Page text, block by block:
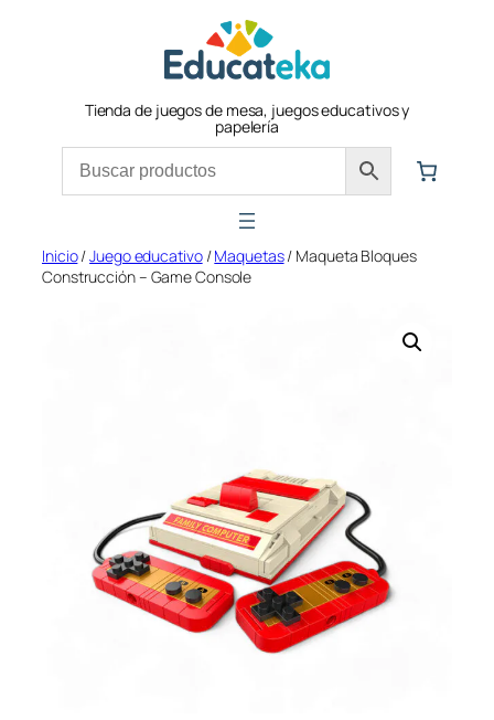
Tienda de juegos de mesa, juegos educativos y
papelería
Inicio/Juego educativo/Maquetas/ Maqueta Bloques
Construcción – Game Console